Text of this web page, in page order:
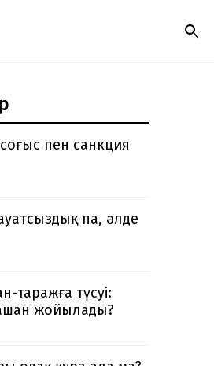
пен санкция
па, әлде
түсуі:
жойылады?